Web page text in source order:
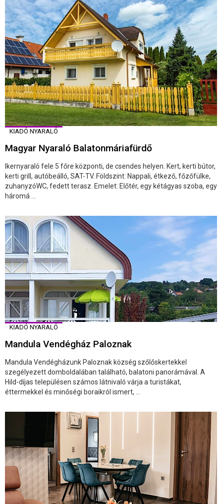
KIADÓ NYARALÓ
Magyar Nyaraló Balatonmáriafürdő
Ikernyaraló fele 5 főre központi, de csendes helyen. Kert, kerti bútor,
kerti grill, autóbeálló, SAT-TV. Földszint: Nappali, étkező, főzőfülke,
zuhanyzóWC, fedett terasz. Emelet: Előtér, egy kétágyas szoba, egy
háromá ...
KIADÓ NYARALÓ
Mandula Vendégház Paloznak
Mandula Vendégházunk Paloznak község szőlőskertekkel
szegélyezett domboldalában található, balatoni panorámával. A
Hild-díjas településen számos látnivaló várja a turistákat,
éttermekkel és minőségi boraikról ismert, ...